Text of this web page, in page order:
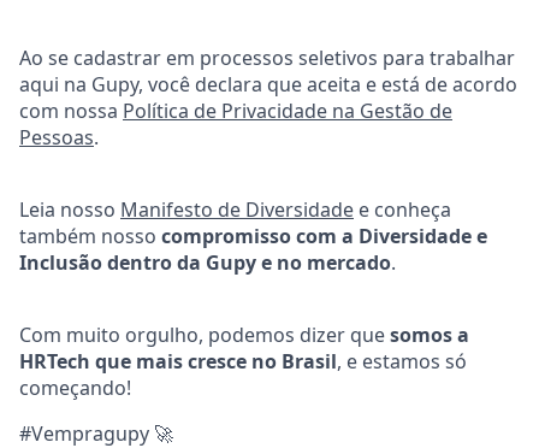
Ao se cadastrar em processos seletivos para trabalhar
aqui na Gupy, você declara que aceita e está de acordo
com nossa Política de Privacidade na Gestão de
Pessoas.
Leia nosso Manifesto de Diversidade e conheça
também nosso compromisso com a Diversidade e
Inclusão dentro da Gupy e no mercado.
Com muito orgulho, podemos dizer quesomos a
HRTech que mais cresce no Brasil, e estamos só
começando!
#Vempragupy 🚀